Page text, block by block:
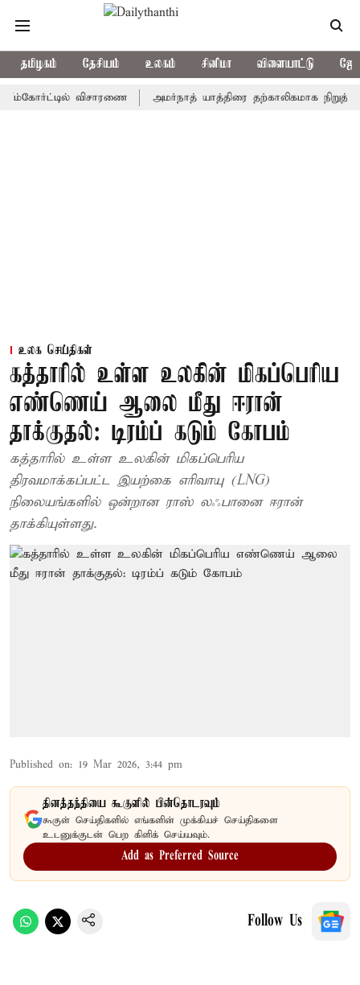
தமிழகம் தேசியம் உலகம் சினிமா விளையாட்டு
விசாரணை அமர்நாத் யாத்திரை தற்காலிகமாக நிறுத்தம்
உலக செய்திகள்
கத்தாரில் உள்ள உலகின் மிகப்பெரிய
எண்ணெய் ஆலை மீது ஈரான்
தாக்குதல்: டிரம்ப் கடும் கோபம்
கத்தாரில் உள்ள உலகின் மிகப்பெரிய
திரவமாக்கப்பட்ட இயற்கை எரிவாயு (LNG)
நிலையங்களில் ஒன்றான ராஸ் லஃபானை ஈரான்
தாக்கியுள்ளது.
Published on: 19 Mar 2026, 3:44 pm
தினத்தந்தியை கூகுளில் பின்தொடரவும்
கூகுள் செய்திகளில் எங்களின் முக்கியச் செய்திகளை
உடனுக்குடன் பெற கிளிக் செய்யவும்.
Add as Preferred Source
Follow Us